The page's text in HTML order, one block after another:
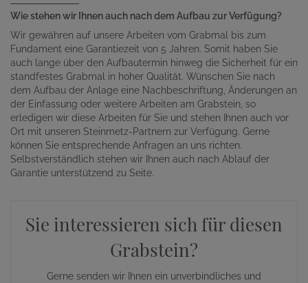
Wie stehen wir Ihnen auch nach dem Aufbau zur Verfügung?
Wir gewähren auf unsere Arbeiten vom Grabmal bis zum
Fundament eine Garantiezeit von 5 Jahren. Somit haben Sie
auch lange über den Aufbautermin hinweg die Sicherheit für ein
standfestes Grabmal in hoher Qualität. Wünschen Sie nach
dem Aufbau der Anlage eine Nachbeschriftung, Änderungen an
der Einfassung oder weitere Arbeiten am Grabstein, so
erledigen wir diese Arbeiten für Sie und stehen Ihnen auch vor
Ort mit unseren Steinmetz-Partnern zur Verfügung. Gerne
können Sie entsprechende Anfragen an uns richten.
Selbstverständlich stehen wir Ihnen auch nach Ablauf der
Garantie unterstützend zu Seite.
Sie interessieren sich für diesen
Grabstein?
Gerne senden wir Ihnen ein unverbindliches und